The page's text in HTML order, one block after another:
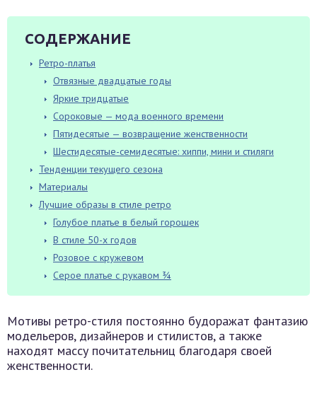
СОДЕРЖАНИЕ
Ретро-платья
Отвязные двадцатые годы
Яркие тридцатые
Сороковые — мода военного времени
Пятидесятые — возвращение женственности
Шестидесятые-семидесятые: хиппи, мини и стиляги
Тенденции текущего сезона
Материалы
Лучшие образы в стиле ретро
Голубое платье в белый горошек
В стиле 50-х годов
Розовое с кружевом
Серое платье с рукавом ¾
Мотивы ретро-стиля постоянно будоражат фантазию
модельеров, дизайнеров и стилистов, а также
находят массу почитательниц благодаря своей
женственности.